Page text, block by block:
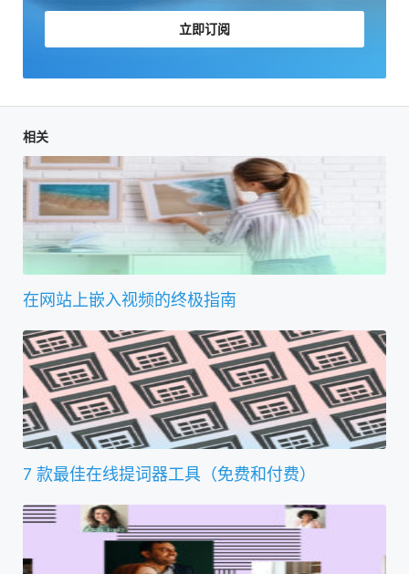
立即订阅
相关
在网站上嵌入视频的终极指南
7 款最佳在线提词器工具（免费和付费）